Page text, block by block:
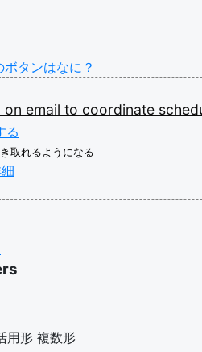
ボタンはなに？
on email to coordinate
る
取れるようになる
用形 複数形